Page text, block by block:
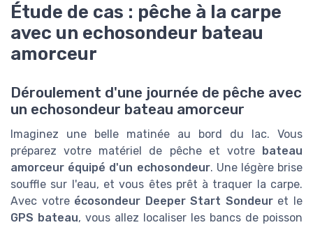
Étude de cas : pêche à la carpe
avec un echosondeur bateau
amorceur
Déroulement d'une journée de pêche avec
un echosondeur bateau amorceur
Imaginez une belle matinée au bord du lac. Vous
préparez votre matériel de pêche et votre bateau
amorceur équipé d'un echosondeur. Une légère brise
souffle sur l'eau, et vous êtes prêt à traquer la carpe.
Avec votre écosondeur Deeper Start Sondeuret le
GPS bateau, vous allez localiser les bancs de poisson